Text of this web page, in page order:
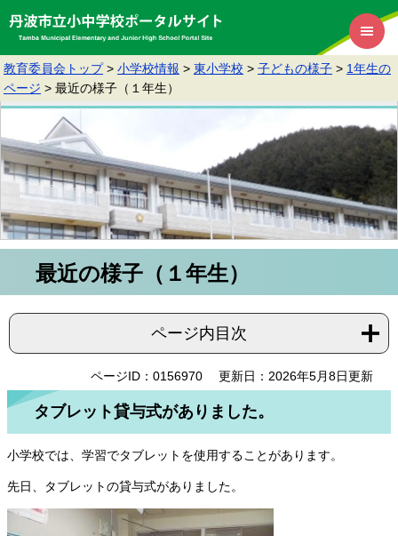
教育委員会トップ > 小学校情報 > 東小学校 > 子どもの様子 > 1年生の
ページ > 最近の様子（１年生）
最近の様子（１年生）
ページ内目次
ページID：0156970 更新日：2026年5月8日更新
タブレット貸与式がありました。
小学校では、学習でタブレットを使用することがあります。
先日、タブレットの貸与式がありました。